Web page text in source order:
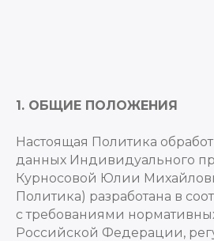
1. ОБЩИЕ ПОЛОЖЕНИЯ
Настоящая Политика
данных Индивидуального
Курносовой Юлии
Политика) разработана в
с требованиями
Российской Федерации,